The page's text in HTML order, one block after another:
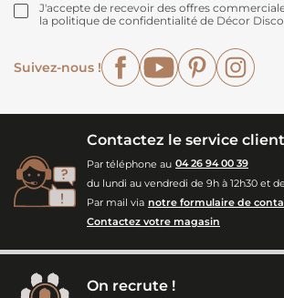
J'accepte de recevoir des offres
la politique de confidentialité de Décor
Suivez-nous !
FacebookYouTubePinterest
Contactez le service client
Par téléphone au 04 26 94 00 39
du lundi au vendredi de 9h à 12h30 et de
Par mail via notre formulaire de
Contactez votre magasin
On recrute !